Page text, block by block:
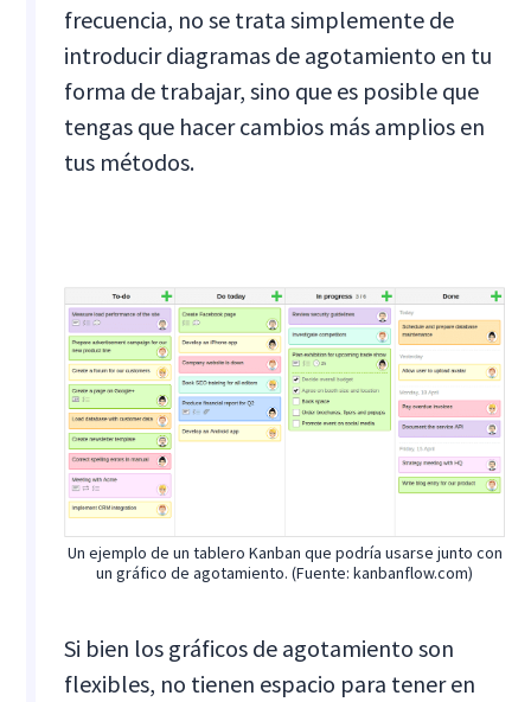
frecuencia, no se trata simplemente de
introducir diagramas de agotamiento en tu
forma de trabajar, sino que es posible que
tengas que hacer cambios más amplios en
tus métodos.
Un ejemplo de un tablero Kanban que podría usarse junto con
un gráfico de agotamiento. (Fuente: kanbanflow.com)
Si bien los gráficos de agotamiento son
flexibles, no tienen espacio para tener en